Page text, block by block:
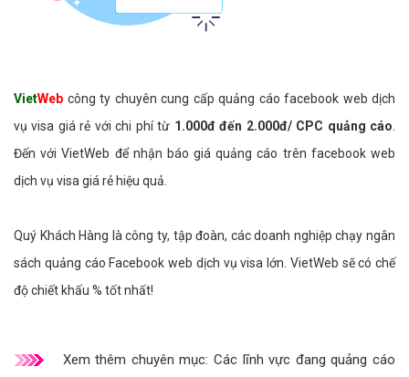
VietWeb công ty chuyên cung cấp quảng cáo facebook web dịch
vụ visa giá rẻ với chi phí từ 1.000đ đến 2.000đ/ CPC quảng cáo
Đến với VietWeb để nhận báo giá quảng cáo trên facebook web
dịch vụ visa giá rẻ hiệu quả.
Quý Khách Hàng là công ty, tập đoàn, các doanh nghiệp chạy ngân
sách quảng cáo Facebook web dịch vụ visa lớn. VietWeb sẽ có chế
độ chiết khấu % tốt nhất!
Xem thêm chuyên mục: Các lĩnh vực đang quảng cáo